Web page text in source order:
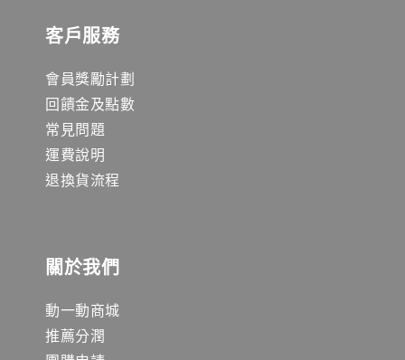
客戶服務
會員獎勵計劃
回饋金及點數
常見問題
運費說明
退換貨流程
關於我們
動一動商城
推薦分潤